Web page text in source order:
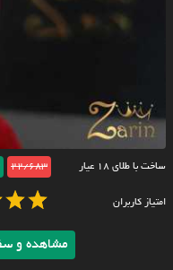
ساخت با طلای ۱۸ عیار 22/683
امتیاز کاربران
مشاهده و